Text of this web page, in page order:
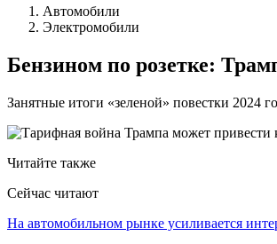
Автомобили
Электромобили
Бензином по розетке:
Занятные итоги «зеленой» повестки 2024
Читайте также
Сейчас читают
На автомобильном рынке усиливается